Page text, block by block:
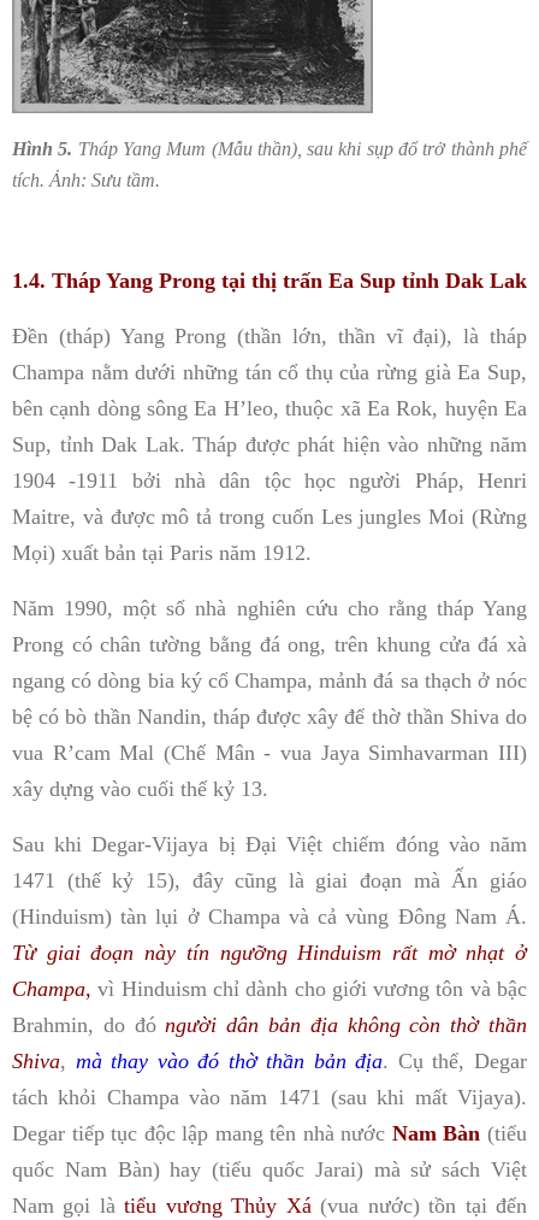
Hình 5. Tháp Yang Mum (Mẫu thần), sau khi sụp đổ trở thành phế
tích. Ảnh: Sưu tầm.
1.4. Tháp Yang Prong tại thị trấn Ea Sup tỉnh Dak Lak
Đền (tháp) Yang Prong (thần lớn, thần vĩ đại), là tháp
Champa nằm dưới những tán cổ thụ của rừng già Ea Sup,
bên cạnh dòng sông Ea H’leo, thuộc xã Ea Rok, huyện Ea
Sup, tỉnh Dak Lak. Tháp được phát hiện vào những năm
1904 -1911 bởi nhà dân tộc học người Pháp, Henri
Maitre, và được mô tả trong cuốn Les jungles Moi (Rừng
Mọi) xuất bản tại Paris năm 1912.
Năm 1990, một số nhà nghiên cứu cho rằng tháp Yang
Prong có chân tường bằng đá ong, trên khung cửa đá xà
ngang có dòng bia ký cổ Champa, mảnh đá sa thạch ở nóc
bệ có bò thần Nandin, tháp được xây để thờ thần Shiva do
vua R’cam Mal (Chế Mân - vua Jaya Simhavarman III)
xây dựng vào cuối thế kỷ 13.
Sau khi Degar-Vijaya bị Đại Việt chiếm đóng vào năm
1471 (thế kỷ 15), đây cũng là giai đoạn mà Ấn giáo
(Hinduism) tàn lụi ở Champa và cả vùng Đông Nam Á.
Từ giai đoạn này tín ngưỡng Hinduism rất mờ nhạt ở
Champa, vì Hinduism chỉ dành cho giới vương tôn và bậc
Brahmin, do đóngười dân bản địa không còn thờ thần
Shiva, mà thay vào đó thờ thần bản địa. Cụ thể, Degar
tách khỏi Champa vào năm 1471 (sau khi mất Vijaya).
Degar tiếp tục độc lập mang tên nhà nước Nam Bàn (tiểu
quốc Nam Bàn) hay (tiểu quốc Jarai) mà sử sách Việt
Nam gọi làtiểu vương Thủy Xá(vua nước) tồn tại đến